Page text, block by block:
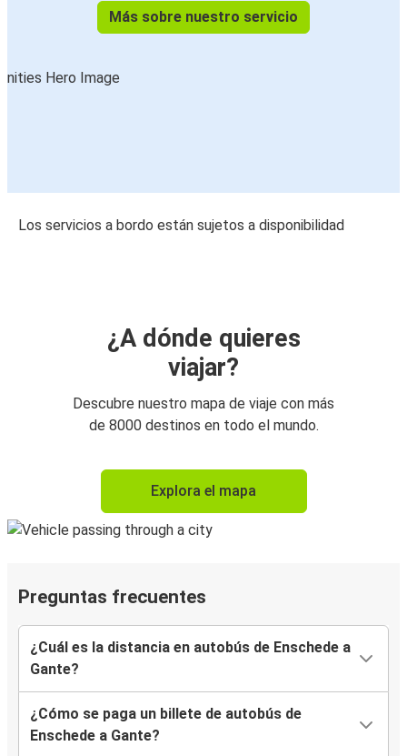
Más sobre nuestro servicio
Los servicios a bordo están sujetos a disponibilidad
¿A dónde quieres
viajar?
Descubre nuestro mapa de viaje con más
de 8000 destinos en todo el mundo.
Explora el mapa
Preguntas frecuentes
¿Cuál es la distancia en autobús de Enschede a
Gante?
¿Cómo se paga un billete de autobús de
Enschede a Gante?